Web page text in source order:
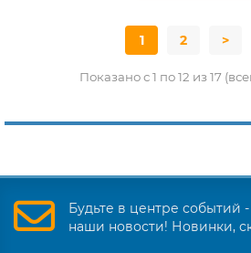
1 2 >
Показано с 1 по 12 из 17
Будьте в центре событий
наши новости! Новинки,